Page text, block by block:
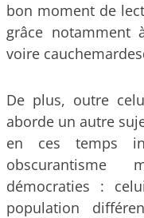
bon moment de
grâce notamment
voire
De plus, outre
aborde un autre
en ces temps
obscurantisme
démocraties :
population